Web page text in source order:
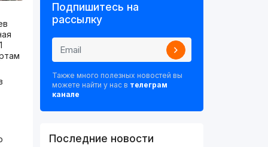
Подпишитесь на
рассылку
Также много полезных новостей вы
можете найти у нас в телеграм
канале
Последние новости